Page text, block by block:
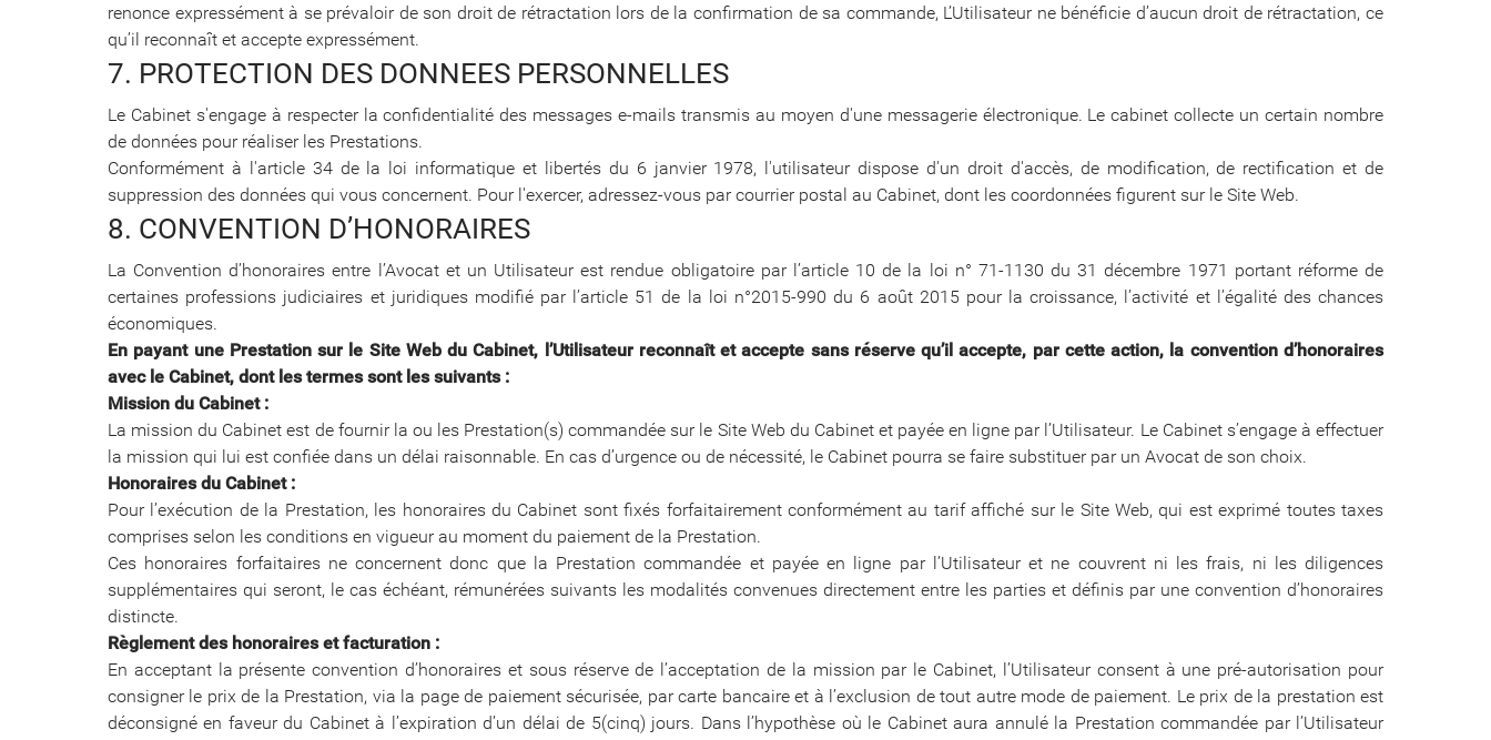
renonce expressément à se prévaloir de son droit de rétractation lors de la confirmation de sa commande, L’Utilisateur ne bénéficie d’aucun droit de rétractation, ce
qu’il reconnaît et accepte expressément.
7. PROTECTION DES DONNEES PERSONNELLES
Le Cabinet s'engage à respecter la confidentialité des messages e-mails transmis au moyen d'une messagerie électronique. Le cabinet collecte un certain nombre
de données pour réaliser les Prestations.
Conformément à l'article 34 de la loi informatique et libertés du 6 janvier 1978, l'utilisateur dispose d'un droit d'accès, de modification, de rectification et de
suppression des données qui vous concernent. Pour l'exercer, adressez-vous par courrier postal au Cabinet, dont les coordonnées figurent sur le Site Web.
8. CONVENTION D’HONORAIRES
La Convention d’honoraires entre l’Avocat et un Utilisateur est rendue obligatoire par l’article 10 de la loi n° 71-1130 du 31 décembre 1971 portant réforme de
certaines professions judiciaires et juridiques modifié par l’article 51 de la loi n°2015-990 du 6 août 2015 pour la croissance, l’activité et l’égalité des chances
économiques.
En payant une Prestation sur le Site Web du Cabinet, l’Utilisateur reconnaît et accepte sans réserve qu’il accepte, par cette action, la convention d’honoraires
avec le Cabinet, dont les termes sont les suivants :
Mission du Cabinet :
La mission du Cabinet est de fournir la ou les Prestation(s) commandée sur le Site Web du Cabinet et payée en ligne par l’Utilisateur. Le Cabinet s’engage à effectuer
la mission qui lui est confiée dans un délai raisonnable. En cas d’urgence ou de nécessité, le Cabinet pourra se faire substituer par un Avocat de son choix.
Honoraires du Cabinet :
Pour l’exécution de la Prestation, les honoraires du Cabinet sont fixés forfaitairement conformément au tarif affiché sur le Site Web, qui est exprimé toutes taxes
comprises selon les conditions en vigueur au moment du paiement de la Prestation.
Ces honoraires forfaitaires ne concernent donc que la Prestation commandée et payée en ligne par l’Utilisateur et ne couvrent ni les frais, ni les diligences
supplémentaires qui seront, le cas échéant, rémunérées suivants les modalités convenues directement entre les parties et définis par une convention d’honoraires
distincte.
Règlement des honoraires et facturation :
En acceptant la présente convention d’honoraires et sous réserve de l’acceptation de la mission par le Cabinet, l’Utilisateur consent à une pré-autorisation pour
consigner le prix de la Prestation, via la page de paiement sécurisée, par carte bancaire et à l’exclusion de tout autre mode de paiement. Le prix de la prestation est
déconsigné en faveur du Cabinet à l’expiration d’un délai de 5(cinq) jours. Dans l’hypothèse où le Cabinet aura annulé la Prestation commandée par l’Utilisateur